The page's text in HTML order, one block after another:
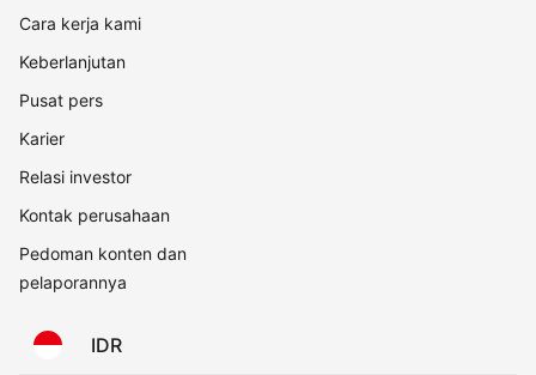
Cara kerja kami
Keberlanjutan
Pusat pers
Karier
Relasi investor
Kontak perusahaan
Pedoman konten dan
pelaporannya
IDR